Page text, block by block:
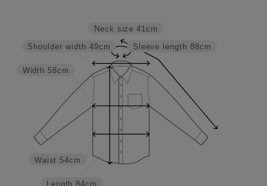
Sleeve length 88cm
Neck size 41cm
Length 84cm
Waist 54cm
Width 58cm
Shoulder width 49cm